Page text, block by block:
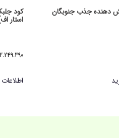
دهنده جذب جنوبگان
استار اف)